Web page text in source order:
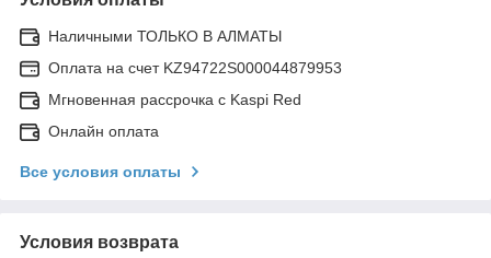
Наличными ТОЛЬКО В АЛМАТЫ
Оплата на счет KZ94722S000044879953
Мгновенная рассрочка с Kaspi Red
Онлайн оплата
Все условия оплаты
Условия возврата